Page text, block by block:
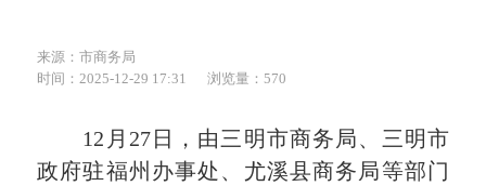
来源：市商务局
时间：2025-12-29 17:31
浏览量：570
12月27日，由三明市商务局、三明市
政府驻福州办事处、尤溪县商务局等部门